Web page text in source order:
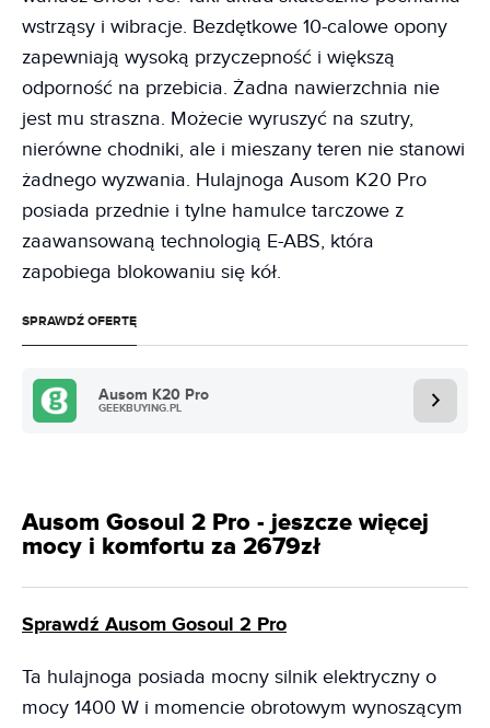
wstrząsy i wibracje. Bezdętkowe 10-calowe opony
zapewniają wysoką przyczepność i większą
odporność na przebicia. Żadna nawierzchnia nie
jest mu straszna. Możecie wyruszyć na szutry,
nierówne chodniki, ale i mieszany teren nie stanowi
żadnego wyzwania. Hulajnoga Ausom K20 Pro
posiada przednie i tylne hamulce tarczowe z
zaawansowaną technologią E-ABS, która
zapobiega blokowaniu się kół.
SPRAWDŹ OFERTĘ
Ausom K20 Pro
GEEKBUYING.PL
Ausom Gosoul 2 Pro - jeszcze więcej
mocy i komfortu za 2679zł
Sprawdź Ausom Gosoul 2 Pro
Ta hulajnoga posiada mocny silnik elektryczny o
mocy 1400 W i momencie obrotowym wynoszącym